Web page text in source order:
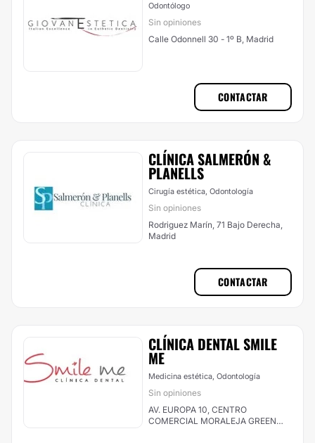
Odontólogo
Sin opiniones
Calle Odonnell 30 - 1º B, Madrid
CONTACTAR
CLÍNICA SALMERÓN &
PLANELLS
Cirugía estética, Odontología
Sin opiniones
Rodriguez Marín, 71 Bajo Derecha,
Madrid
CONTACTAR
CLÍNICA DENTAL SMILE
ME
Medicina estética, Odontología
Sin opiniones
AV. EUROPA 10, CENTRO
COMERCIAL MORALEJA GREEN